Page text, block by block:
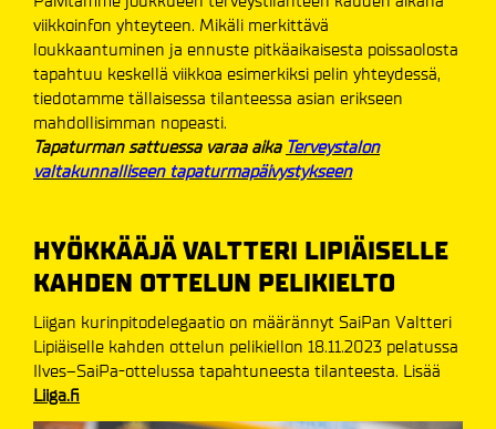
viikkoinfon yhteyteen. Mikäli merkittävä
loukkaantuminen ja ennuste pitkäaikaisesta poissaolosta
tapahtuu keskellä viikkoa esimerkiksi pelin yhteydessä,
tiedotamme tällaisessa tilanteessa asian erikseen
mahdollisimman nopeasti.
Tapaturman sattuessa varaa aika Terveystalon
valtakunnalliseen tapaturmapäivystykseen
HYÖKKÄÄJÄ VALTTERI LIPIÄISELLE
KAHDEN OTTELUN PELIKIELTO
Liigan kurinpitodelegaatio on määrännyt SaiPan Valtteri
Lipiäiselle kahden ottelun pelikiellon 18.11.2023 pelatussa
Ilves–SaiPa-ottelussa tapahtuneesta tilanteesta. Lisää
Liiga.fi